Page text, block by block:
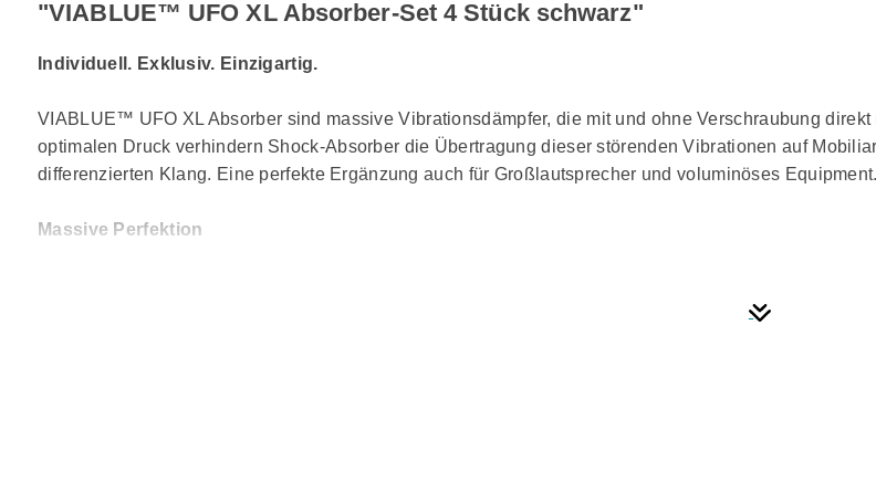
"VIABLUE™ UFO XL Absorber-Set 4 Stück schwarz"
Individuell. Exklusiv. Einzigartig.
VIABLUE™ UFO XL Absorber sind massive Vibrationsdämpfer, die mit und ohne Verschraubung
optimalen Druck verhindern Shock-Absorber die Übertragung dieser störenden Vibrationen auf
differenzierten Klang. Eine perfekte Ergänzung auch für Großlautsprecher und voluminöses Equipment.
Massive Perfektion